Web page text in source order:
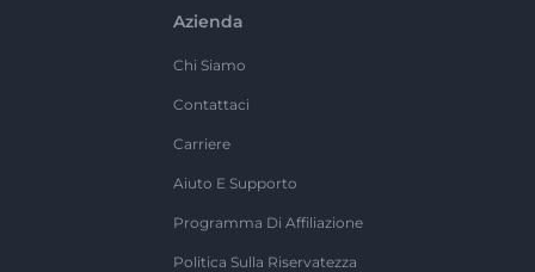
Azienda
Chi Siamo
Contattaci
Carriere
Aiuto E Supporto
Programma Di Affiliazione
Politica Sulla Riservatezza